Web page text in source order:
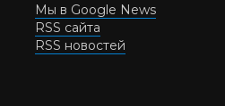
Мы в Google News
RSS сайта
RSS новостей